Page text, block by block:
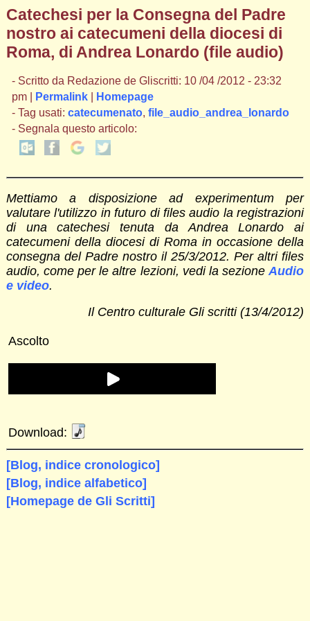
Catechesi per la Consegna del Padre
nostro ai catecumeni della diocesi di
Roma, di Andrea Lonardo (file audio)
- Scritto da Redazione de Gliscritti: 10 /04 /2012 - 23:32
pm |
Permalink|
Homepage
- Tag usati: catecumenato, file_audio_andrea_lonardo
- Segnala questo articolo:
Mettiamo a disposizione ad experimentum per
valutare l'utilizzo in futuro di files audio la registrazioni
di una catechesi tenuta da Andrea Lonardo ai
catecumeni della diocesi di Roma in occasione della
consegna del Padre nostro il 25/3/2012. Per altri files
audio, come per le altre lezioni, vedi la sezioneAudio
e video.
Il Centro culturale Gli scritti (13/4/2012)
Ascolto
Download:
[Blog, indice cronologico]
[Blog, indice alfabetico]
[Homepage de Gli Scritti]